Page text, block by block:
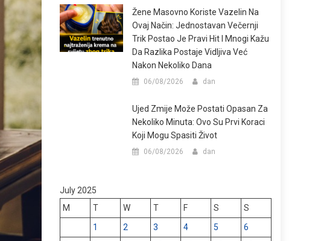
Žene Masovno Koriste Vazelin Na
Ovaj Način: Jednostavan Večernji
Trik Postao Je Pravi Hit I Mnogi Kažu
Da Razlika Postaje Vidljiva Već
Nakon Nekoliko Dana
06/08/2026 dan
Ujed Zmije Može Postati Opasan Za
Nekoliko Minuta: Ovo Su Prvi Koraci
Koji Mogu Spasiti Život
06/08/2026 dan
July 2025
M
T W T F S
S
1
2 3 4 5
6